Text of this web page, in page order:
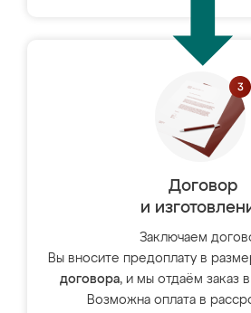
Договор
и
Заключаем
Вы вносите предоплату в
договора, и мы отдаём заказ
Возможна оплата в